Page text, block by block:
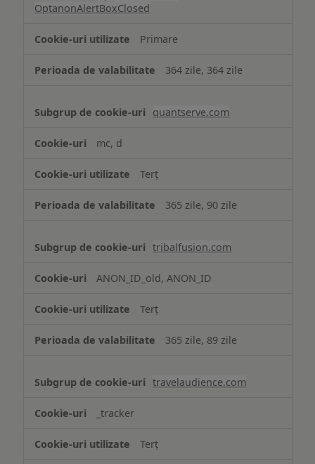
OptanonAlertBoxClosed
Primare
364 zile, 364 zile
quantserve.com
mc, d
Terț
365 zile, 90 zile
tribalfusion.com
ANON_ID_old, ANON_ID
Terț
365 zile, 89 zile
travelaudience.com
_tracker
Terț